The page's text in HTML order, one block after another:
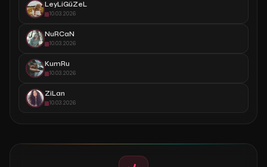
LeyLiGüZeL
10.03.2026
NuRCaN
10.03.2026
KumRu
10.03.2026
ZiLan
10.03.2026